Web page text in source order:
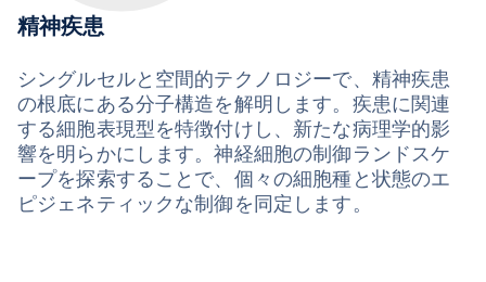
精神疾患
シングルセルと空間的テクノロジーで、精神疾患
の根底にある分子構造を解明します。疾患に関連
する細胞表現型を特徴付けし、新たな病理学的影
響を明らかにします。神経細胞の制御ランドスケ
ープを探索することで、個々の細胞種と状態のエ
ピジェネティックな制御を同定します。